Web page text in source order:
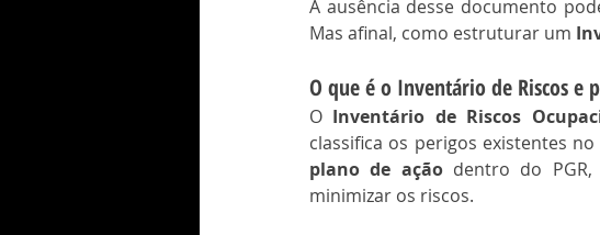
A ausência desse documento
Mas afinal, como estruturar um
O que é o Inventário de Riscos e
O Inventário de Riscos
plano de ação dentro do PGR,
minimizar os riscos.